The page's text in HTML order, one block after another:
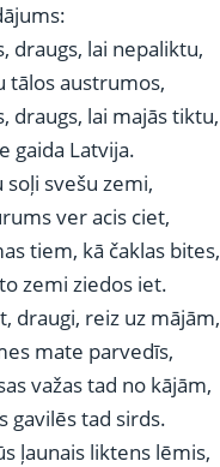
draugs, lai nepaliktu,
tālos austrumos,
draugs, lai majās tiktu,
gaida Latvija.
soļi svešu zemi,
ver acis ciet,
tiem, kā čaklas bites,
zemi ziedos iet.
draugi, reiz uz mājām,
mate parvedīs,
važas tad no kājām,
gavilēs tad sirds.
ļaunais liktens lēmis,